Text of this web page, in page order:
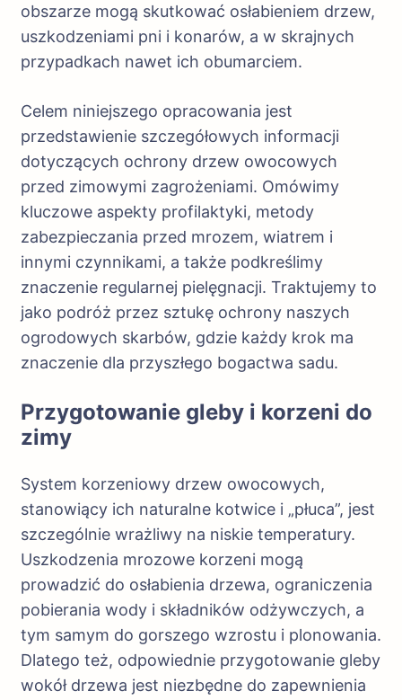
obszarze mogą skutkować osłabieniem drzew,
uszkodzeniami pni i konarów, a w skrajnych
przypadkach nawet ich obumarciem.
Celem niniejszego opracowania jest
przedstawienie szczegółowych informacji
dotyczących ochrony drzew owocowych
przed zimowymi zagrożeniami. Omówimy
kluczowe aspekty profilaktyki, metody
zabezpieczania przed mrozem, wiatrem i
innymi czynnikami, a także podkreślimy
znaczenie regularnej pielęgnacji. Traktujemy to
jako podróż przez sztukę ochrony naszych
ogrodowych skarbów, gdzie każdy krok ma
znaczenie dla przyszłego bogactwa sadu.
Przygotowanie gleby i korzeni do
zimy
System korzeniowy drzew owocowych,
stanowiący ich naturalne kotwice i „płuca”, jest
szczególnie wrażliwy na niskie temperatury.
Uszkodzenia mrozowe korzeni mogą
prowadzić do osłabienia drzewa, ograniczenia
pobierania wody i składników odżywczych, a
tym samym do gorszego wzrostu i plonowania.
Dlatego też, odpowiednie przygotowanie gleby
wokół drzewa jest niezbędne do zapewnienia